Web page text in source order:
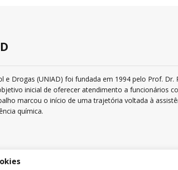
e Drogas (UNIAD) foi fundada em 1994 pelo Prof. Dr.
inicial de oferecer atendimento a funcionários
marcou o início de uma trajetória voltada à
química.